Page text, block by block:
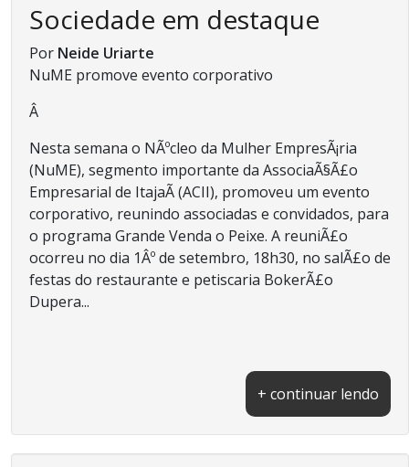
Sociedade em destaque
Por Neide Uriarte
NuME promove evento corporativo
Â
Nesta semana o NÃºcleo da Mulher EmpresÃ¡ria
(NuME), segmento importante da AssociaÃ§Ã£o
Empresarial de ItajaÃ­ (ACII), promoveu um evento
corporativo, reunindo associadas e convidados, para
o programa Grande Venda o Peixe. A reuniÃ£o
ocorreu no dia 1Âº de setembro, 18h30, no salÃ£o de
festas do restaurante e petiscaria BokerÃ£o
Dupera...
+ continuar lendo